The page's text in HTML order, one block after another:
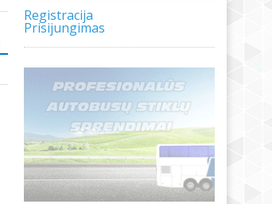
Registracija
Prisijungimas